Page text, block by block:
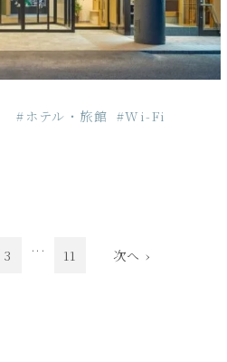
#ホテル・旅館 #Wi-Fi
3 ... 11 次へ ›